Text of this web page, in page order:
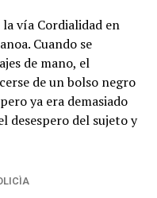
vía Cordialidad en
Cuando se
de mano, el
de un bolso negro
ya era demasiado
desespero del sujeto y